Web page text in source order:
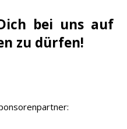
bei uns auf
zu dürfen!